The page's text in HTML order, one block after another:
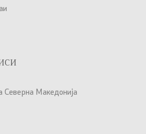
Северна Македонија